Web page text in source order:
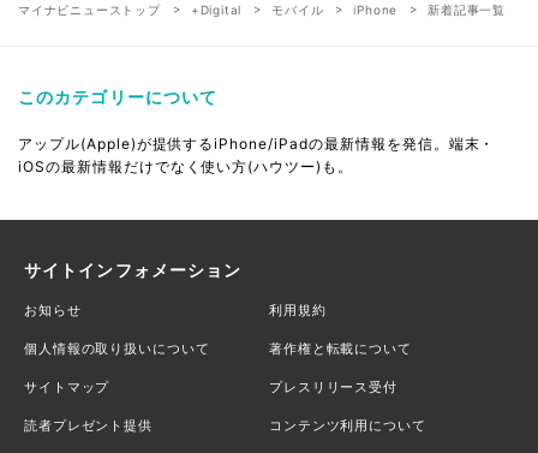
マイナビニューストップ +Digital モバイル iPhone 新着記事一覧
このカテゴリーについて
アップル(Apple)が提供するiPhone/iPadの最新情報を発信。端末・
iOSの最新情報だけでなく使い方(ハウツー)も。
サイトインフォメーション
お知らせ 利用規約
個人情報の取り扱いについて 著作権と転載について
サイトマップ プレスリリース受付
読者プレゼント提供 コンテンツ利用について